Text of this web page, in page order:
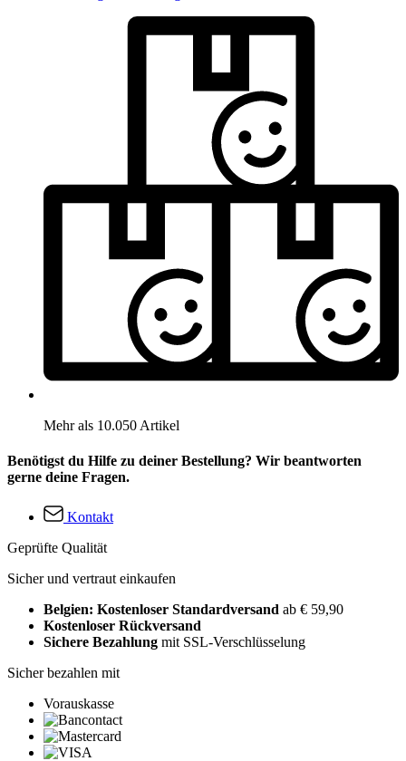
Mehr als 10.050 Artikel
Benötigst du Hilfe zu deiner Bestellung? Wir beantworten
gerne deine Fragen.
Kontakt
Geprüfte Qualität
Sicher und vertraut einkaufen
Belgien: Kostenloser Standardversand ab € 59,90
Kostenloser Rückversand
Sichere Bezahlung mit SSL-Verschlüsselung
Sicher bezahlen mit
Vorauskasse